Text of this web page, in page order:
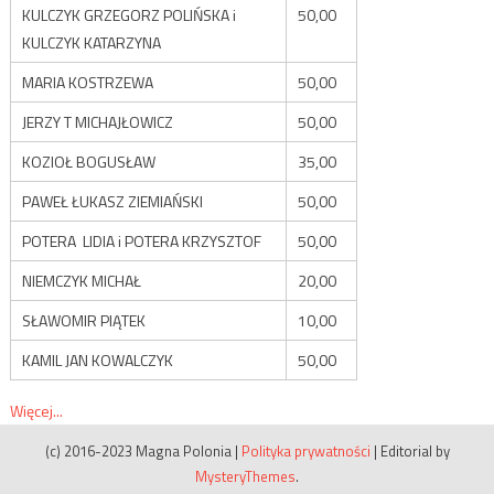
KULCZYK GRZEGORZ POLIŃSKA i
KULCZYK KATARZYNA
50,00
MARIA KOSTRZEWA
50,00
JERZY T MICHAJŁOWICZ
50,00
KOZIOŁ BOGUSŁAW
35,00
PAWEŁ ŁUKASZ ZIEMIAŃSKI
50,00
POTERA LIDIA i POTERA KRZYSZTOF
50,00
NIEMCZYK MICHAŁ
20,00
SŁAWOMIR PIĄTEK
10,00
KAMIL JAN KOWALCZYK
50,00
Więcej...
(c) 2016-2023 Magna Polonia | Polityka prywatności | Editorial by
MysteryThemes.